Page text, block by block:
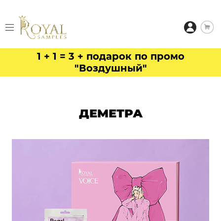
1 + 1 = 3 + подарок по промо
"Воздушный"
ДЕМЕТРА